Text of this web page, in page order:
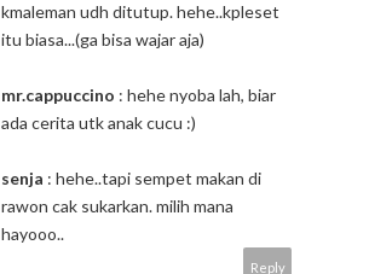
kmaleman udh ditutup. hehe..kpleset
itu biasa...(ga bisa wajar aja)
mr.cappuccino : hehe nyoba lah, biar
ada cerita utk anak cucu :)
senja : hehe..tapi sempet makan di
rawon cak sukarkan. milih mana
hayooo..
Reply